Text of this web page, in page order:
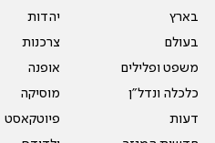
בארץ
בעולם
משפט ופלילים
כלכלה ונדל"ן
דעות
יהדות
צרכנות
אופנה
מוסיקה
פיוטקאסט